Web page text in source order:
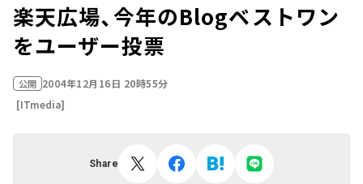
楽天広場、今年のBlogベストワン
をユーザー投票
公開 2004年12月16日 20時55分
[ITmedia]
Share